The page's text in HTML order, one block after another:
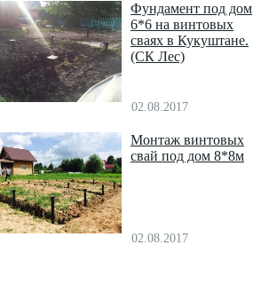
Фундамент под дом
6*6 на винтовых
сваях в Кукуштане.
(СК Лес)
02.08.2017
Монтаж винтовых
свай под дом 8*8м
02.08.2017